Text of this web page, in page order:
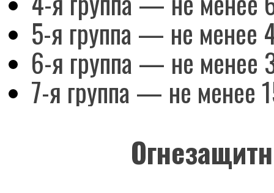
5-я группа — не менее
6-я группа — не менее
7-я группа — не менее